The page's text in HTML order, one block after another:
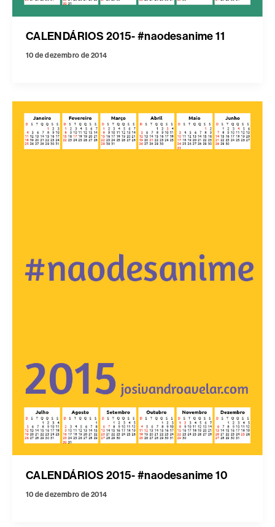
CALENDÁRIOS 2015- #naodesanime 11
10 de dezembro de 2014
CALENDÁRIOS 2015- #naodesanime 10
10 de dezembro de 2014